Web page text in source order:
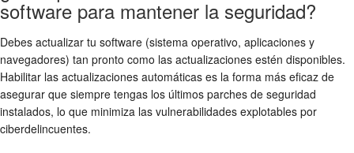
software para mantener la seguridad?
Debes actualizar tu software (sistema operativo, aplicaciones y
navegadores) tan pronto como las actualizaciones estén disponibles.
Habilitar las actualizaciones automáticas es la forma más eficaz de
asegurar que siempre tengas los últimos parches de seguridad
instalados, lo que minimiza las vulnerabilidades explotables por
ciberdelincuentes.